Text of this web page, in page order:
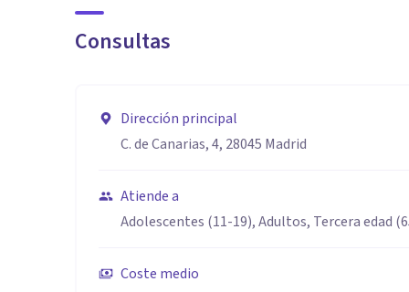
Consultas
Dirección principal
C. de Canarias, 4, 28045 Madrid
Atiende a
Adolescentes (11-19), Adultos, Tercera edad
Coste medio